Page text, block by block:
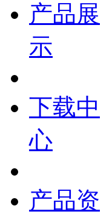
产品展
示
下载中
心
产品资